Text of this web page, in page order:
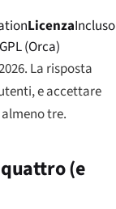
LicenzaIncluso
(Orca)
La risposta
e accettare
tre.
(e